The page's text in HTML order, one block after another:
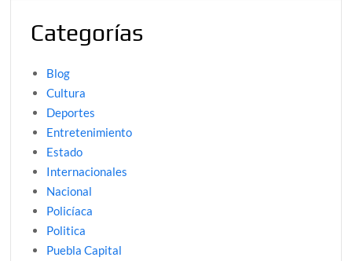
Categorías
Blog
Cultura
Deportes
Entretenimiento
Estado
Internacionales
Nacional
Policíaca
Politica
Puebla Capital